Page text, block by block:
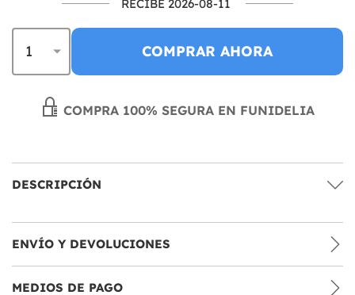
RECIBE 2026-08-11
COMPRAR AHORA
COMPRA 100% SEGURA EN FUNIDELIA
DESCRIPCIÓN
ENVÍO Y DEVOLUCIONES
MEDIOS DE PAGO